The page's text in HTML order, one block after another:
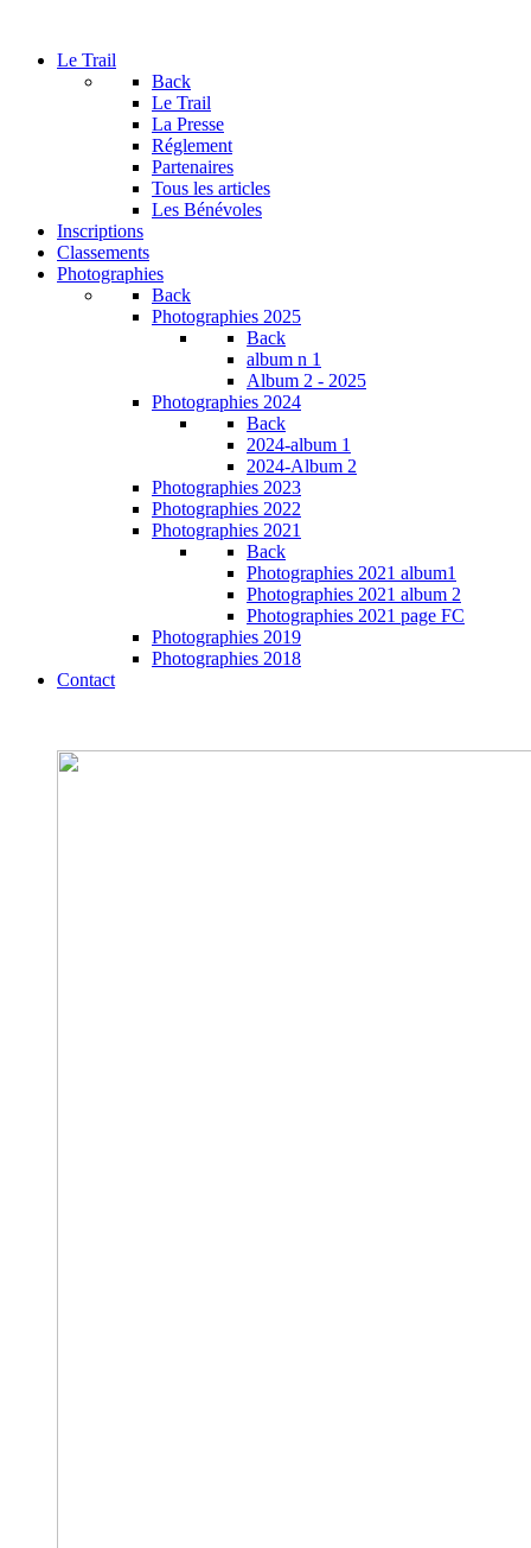
Le Trail
Back
Le Trail
La Presse
Réglement
Partenaires
Tous les articles
Les Bénévoles
Inscriptions
Classements
Photographies
Back
Photographies 2025
Back
album n 1
Album 2 - 2025
Photographies 2024
Back
2024-album 1
2024-Album 2
Photographies 2023
Photographies 2022
Photographies 2021
Back
Photographies 2021 album1
Photographies 2021 album 2
Photographies 2021 page FC
Photographies 2019
Photographies 2018
Contact